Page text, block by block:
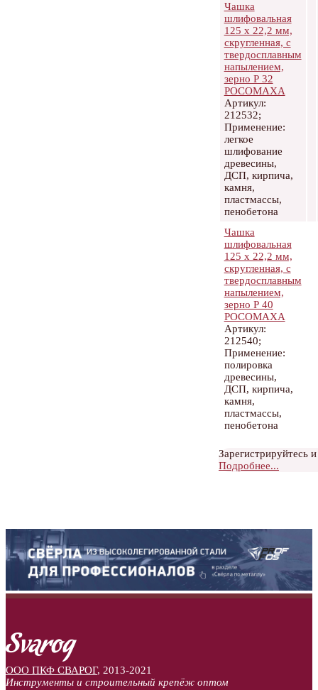
Чашка
шлифовальная
125 х 22,2 мм,
скругленная, с
твердосплавным
напылением,
зерно Р 32
РОСОМАХА
Артикул:
212532;
Применение:
легкое
шлифование
древесины,
ДСП, кирпича,
камня,
пластмассы,
пенобетона
Чашка
шлифовальная
125 х 22,2 мм,
скругленная, с
твердосплавным
напылением,
зерно Р 40
РОСОМАХА
Артикул:
212540;
Применение:
полировка
древесины,
ДСП, кирпича,
камня,
пластмассы,
пенобетона
Зарегистрируйтесь
Подробнее...
ООО ПКФ СВАРОГ, 2013-2021
Инструменты и строительный крепёж оптом